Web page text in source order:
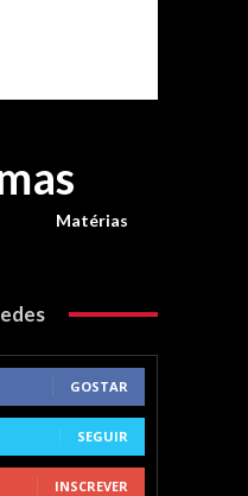
Matérias
GOSTAR
SEGUIR
INSCREVER